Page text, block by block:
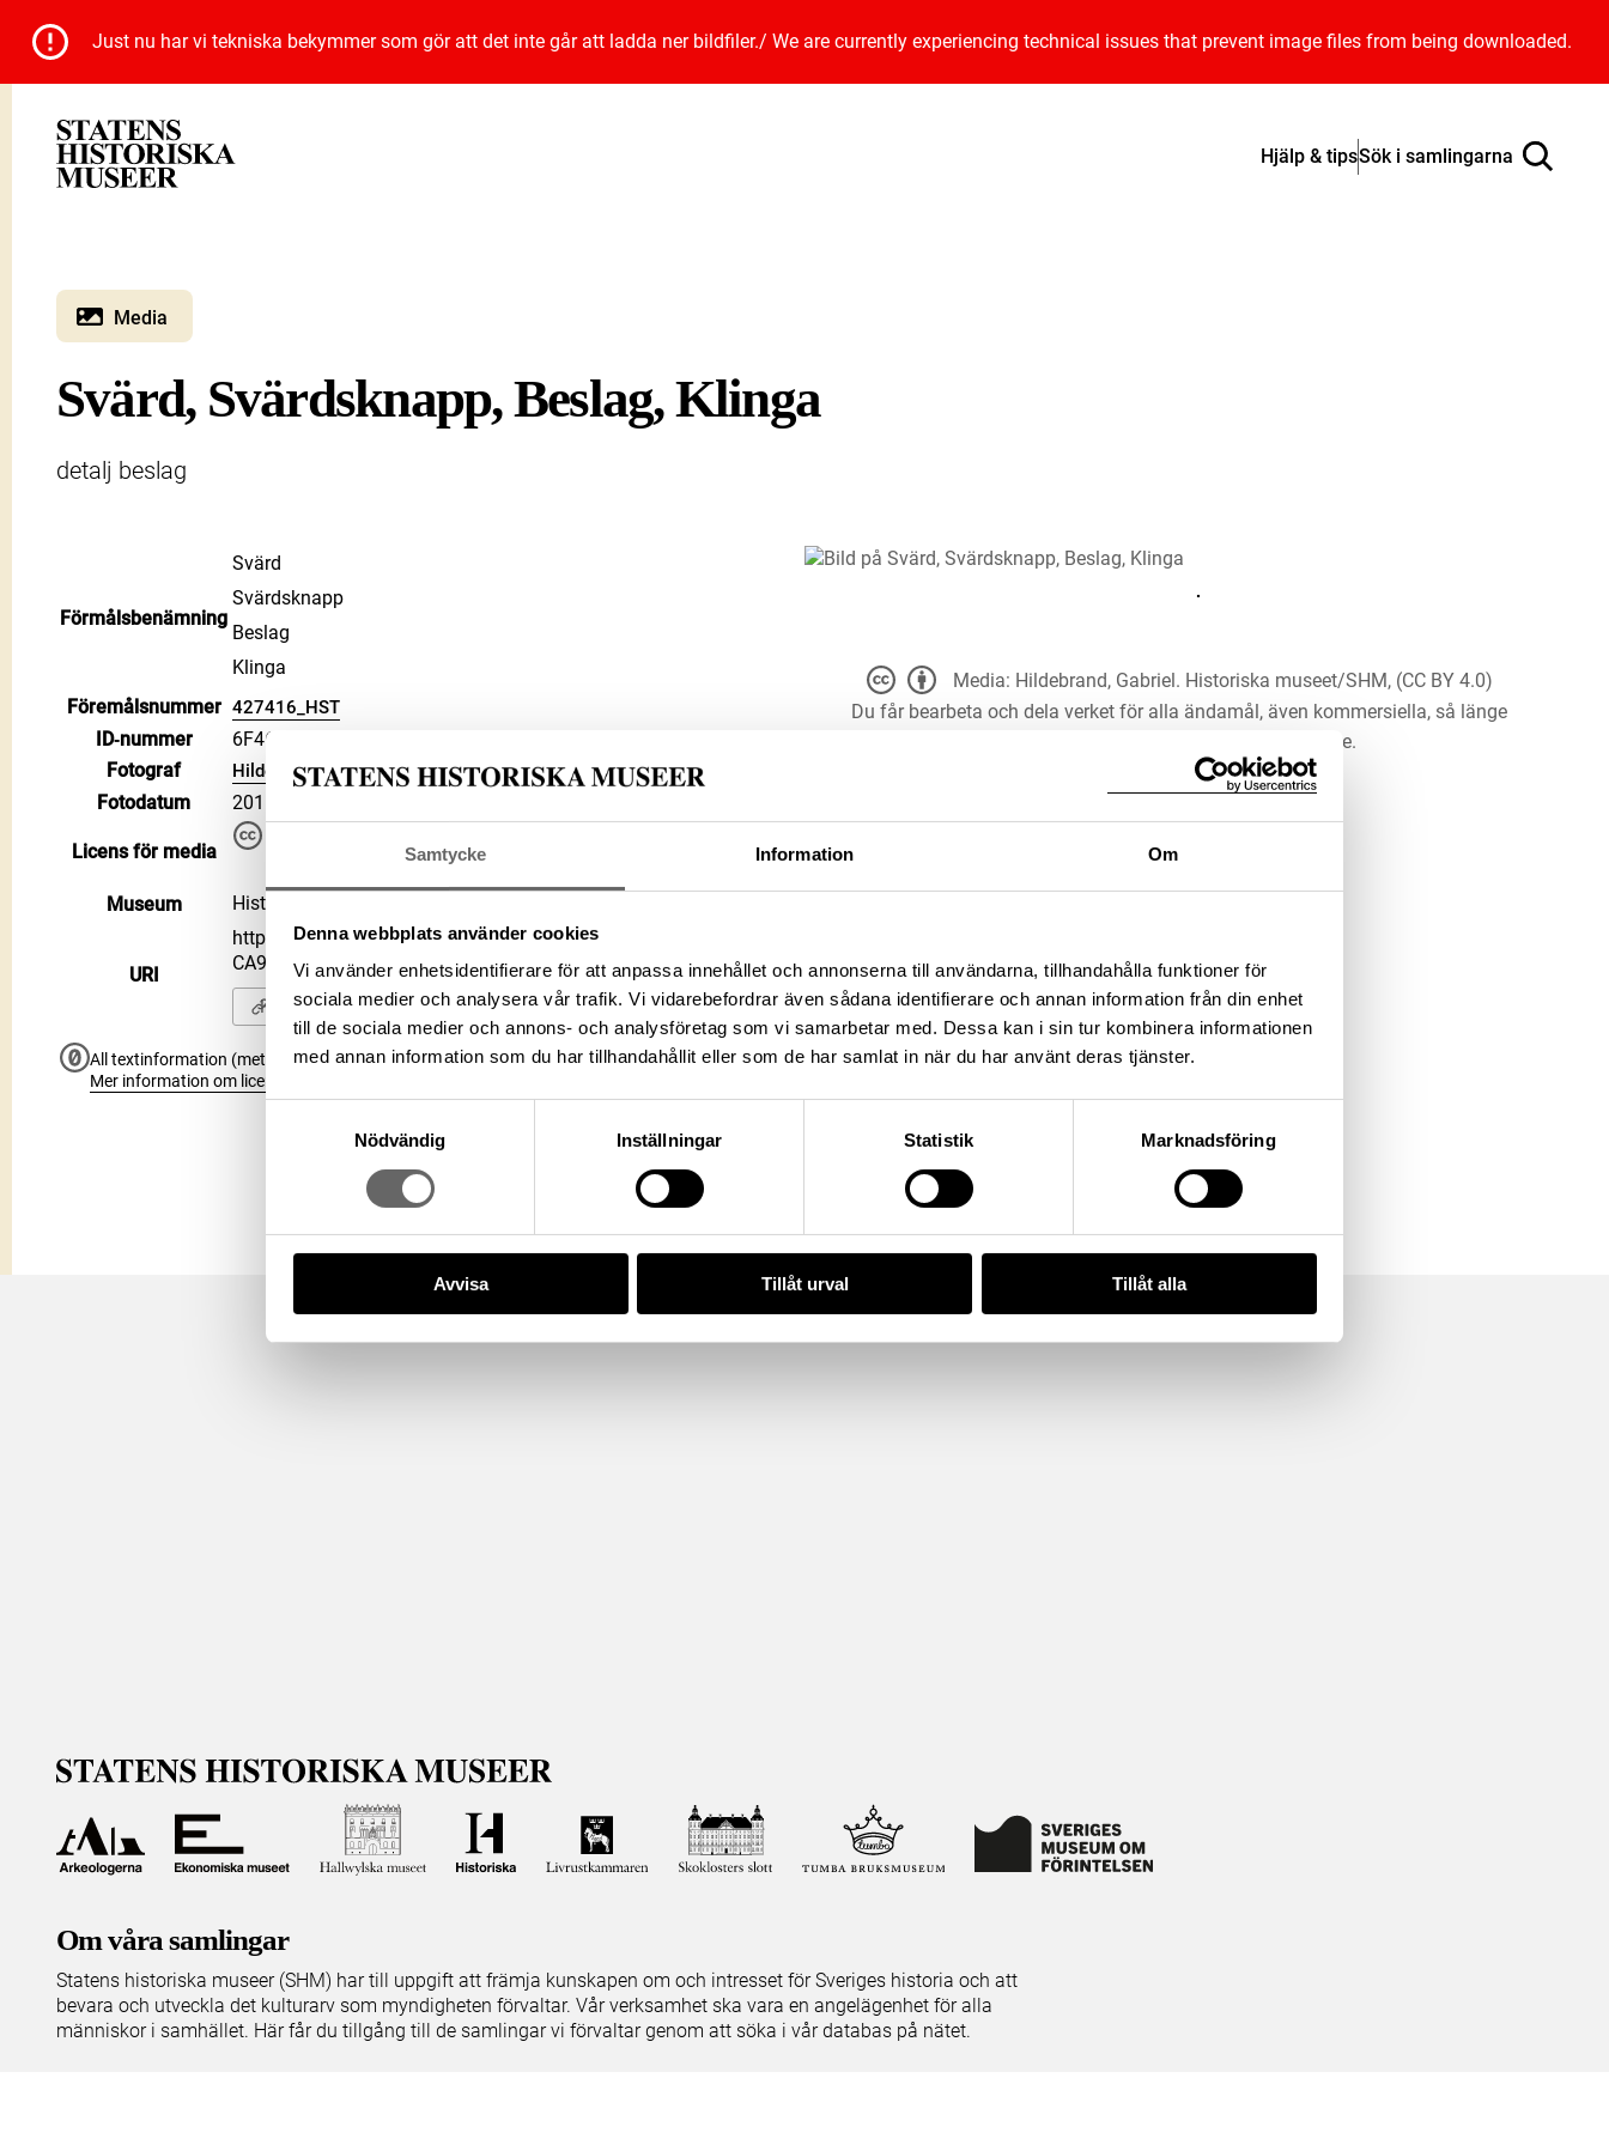
Samtycke Information Om
Denna webbplats använder cookies
Vi använder enhetsidentifierare för att anpassa innehållet och annonserna till användarna, tillhandahålla funktioner för
sociala medier och analysera vår trafik. Vi vidarebefordrar även sådana identifierare och annan information från din enhet
till de sociala medier och annons- och analysföretag som vi samarbetar med. Dessa kan i sin tur kombinera informationen
med annan information som du har tillhandahållit eller som de har samlat in när du har använt deras tjänster.
Nödvändig
Inställningar Statistik Marknadsföring
Avvisa Tillåt urval Tillåt alla
Just nu har vi tekniska bekymmer som gör att det inte går att ladda ner bildfiler./ We are currently experiencing technical issues that prevent image files from being downloaded.
Hjälp & tipsSök i samlingarna
Media
Svärd, Svärdsknapp, Beslag, Klinga
detalj beslag
Förmålsbenämning
Svärd
Svärdsknapp
Beslag
Klinga
Föremålsnummer 427416_HST
ID‑nummer
6F468E8F-7632-4543-B038-CA9C6C7A9187
Fotograf
Hildebrand, Gabriel
Fotodatum 2011-10-21
Licens för media
kommersiella, så länge du anger upphovsperson och licensgivare.
Museum Historiska museet
URI
https://samlingar.shm.se/media/6F468E8F-7632-4543-B038-
CA9C6C7A9187
Kopiera URI
All textinformation (metadata) på denna sida är fri att använda enligt licensen CC0.
Mer information om licenser hos Statens historiska museer.
Media: Hildebrand, Gabriel. Historiska museet/SHM, (CC BY 4.0)
Du får bearbeta och dela verket för alla ändamål, även kommersiella, så länge
du anger upphovsperson och licensgivare.
LADDA NER MEDIA
Om våra samlingar
Statens historiska museer (SHM) har till uppgift att främja kunskapen om och intresset för Sveriges historia och att
bevara och utveckla det kulturarv som myndigheten förvaltar. Vår verksamhet ska vara en angelägenhet för alla
människor i samhället. Här får du tillgång till de samlingar vi förvaltar genom att söka i vår databas på nätet.